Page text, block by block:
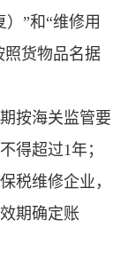
”和“维修用
照货物品名据
按海关监管要
得超过1年；
税维修企业，
期确定账